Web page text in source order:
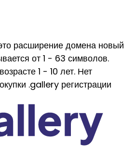
расширение домена новый
от 1 - 63 символов.
1 - 10 лет. Нет
.gallery регистрации